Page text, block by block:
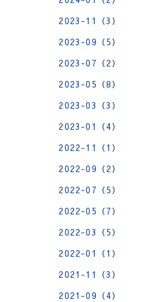
2023-11（3）
2023-09（5）
2023-07（2）
2023-05（8）
2023-03（3）
2023-01（4）
2022-11（1）
2022-09（2）
2022-07（5）
2022-05（7）
2022-03（5）
2022-01（1）
2021-11（3）
2021-09（4）